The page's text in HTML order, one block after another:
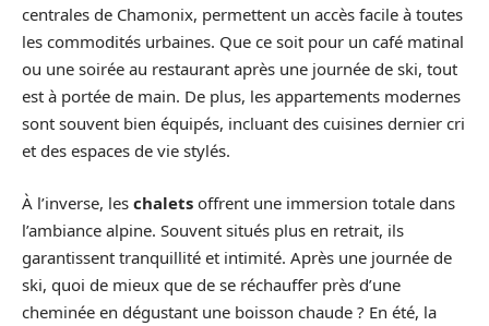
centrales de Chamonix, permettent un accès facile à toutes
les commodités urbaines. Que ce soit pour un café matinal
ou une soirée au restaurant après une journée de ski, tout
est à portée de main. De plus, les appartements modernes
sont souvent bien équipés, incluant des cuisines dernier cri
et des espaces de vie stylés.
À l’inverse, les chalets offrent une immersion totale dans
l’ambiance alpine. Souvent situés plus en retrait, ils
garantissent tranquillité et intimité. Après une journée de
ski, quoi de mieux que de se réchauffer près d’une
cheminée en dégustant une boisson chaude ? En été, la